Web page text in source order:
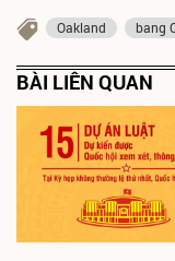
Oakland bang
BÀI LIÊN QUAN